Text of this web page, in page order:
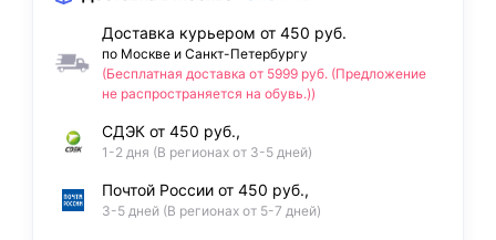
Доставка курьером от 450 руб.
по Москве и Санкт-Петербургу
(Бесплатная доставка от 5999 руб. (Предложение
не распространяется на обувь.))
СДЭК от 450 руб.,
1-2 дня (В регионах от 3-5 дней)
Почтой России от 450 руб.,
3-5 дней (В регионах от 5-7 дней)